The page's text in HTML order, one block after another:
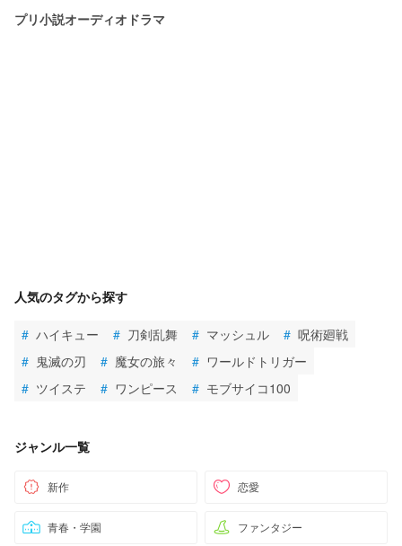
プリ小説オーディオドラマ
人気のタグから探す
# ハイキュー # 刀剣乱舞 # マッシュル # 呪術廻戦
# 鬼滅の刃 # 魔女の旅々 # ワールドトリガー
# ツイステ # ワンピース # モブサイコ100
ジャンル一覧
新作 恋愛
青春・学園 ファンタジー